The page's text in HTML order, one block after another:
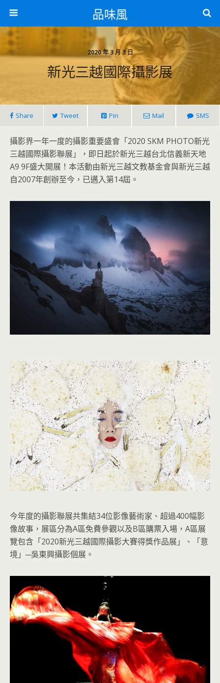
品味風
2020 年 3 月 3 日
新光三越國際攝影展
Share Tweet Pin Mail SMS
攝影界一年一度的攝影重要盛會「2020 SKM PHOTO新光
三越國際攝影聯展」，即日起於新光三越台北信義新天地
A9 9F盛大開展！本活動由新光三越文教基金會與新光三越
自2007年創辦至今，已邁入第14屆。
今年度的攝影聯展共集結34位影像藝術家、超過400幅影
像故事，展區分為A區免費參觀以及B區購票入場，A區展
覽包含「2020新光三越國際攝影大賽得獎作品展」、「意
境」─吳東興攝影個展。